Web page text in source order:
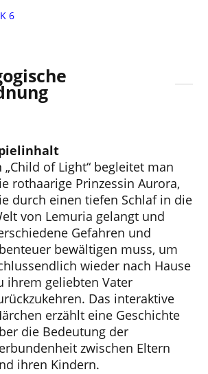
6
Aspekte
„Child of Light“ begleitet man
rothaarige Prinzessin Aurora,
durch einen tiefen Schlaf in die
von Lemuria gelangt und
Gefahren und
bewältigen muss, um
wieder nach Hause
ihrem geliebten Vater
Das interaktive
erzählt eine Geschichte
die Bedeutung der
zwischen Eltern
ihren Kindern.